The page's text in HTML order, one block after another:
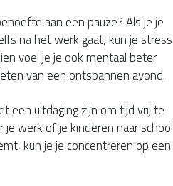
aan een pauze? Als je je
na het werk gaat, kun je stress
voel je je ook mentaal beter
van een ontspannen avond.
een uitdaging zijn om tijd vrij te
werk of je kinderen naar school
kun je je concentreren op een